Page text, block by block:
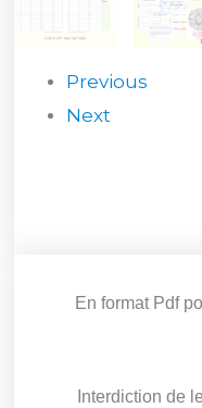
Previous
Next
En format Pdf
Interdiction de